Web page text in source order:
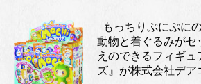
もっちりぷにぷに
動物と着ぐるみがセ
えのできるフィギ
ズ』が株式会社デア